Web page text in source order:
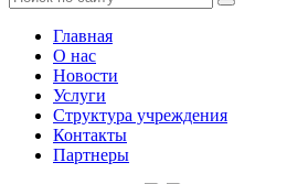
Главная
О нас
Новости
Услуги
Структура учреждения
Контакты
Партнеры